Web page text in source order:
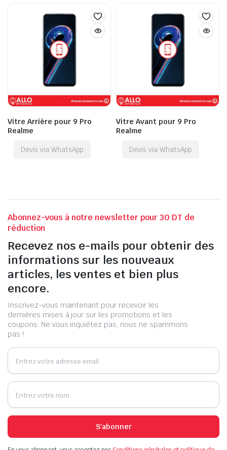
Vitre Arrière pour 9 Pro
Realme
Devis via WhatsApp
Vitre Avant pour 9 Pro
Realme
Devis via WhatsApp
Abonnez-vous à notre newsletter pour 30 DT de
réduction
Recevez nos e-mails pour obtenir des
informations sur les nouveaux
articles, les ventes et bien plus
encore.
Inscrivez-vous maintenant pour recevoir les
dernières mises à jour sur les promotions et les
coupons. Ne vous inquiétez pas, nous ne spammons
pas !
S'abonner